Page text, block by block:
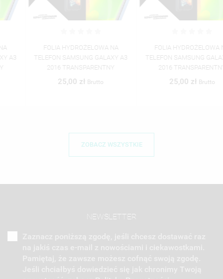
FOLIA HYDROŻELOWA NA
TELEFON SAMSUNG GALAXY A3
2016 TRANSPARENTNY
25,00 zł Brutto
FOLIA HYDROŻELOWA NA
TELEFON SAMSUNG GALAXY A3
2016 TRANSPARENTNY
25,00 złBrutto
ZOBACZ WSZYSTKIE
NEWSLETTER